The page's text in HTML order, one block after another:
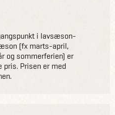
i lavsæson-
(fx marts-april,
og sommerferien) er
pris. Prisen er med